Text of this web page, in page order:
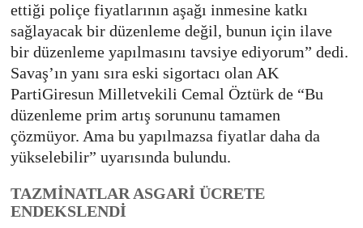
ettiği poliçe fiyatlarının aşağı inmesine katkı
sağlayacak bir düzenleme değil, bunun için ilave
bir düzenleme yapılmasını tavsiye ediyorum” dedi.
Savaş’ın yanı sıra eski sigortacı olan AK
PartiGiresun Milletvekili Cemal Öztürk de “Bu
düzenleme prim artış sorununu tamamen
çözmüyor. Ama bu yapılmazsa fiyatlar daha da
yükselebilir” uyarısında bulundu.
TAZMİNATLAR ASGARİ ÜCRETE
ENDEKSLENDİ